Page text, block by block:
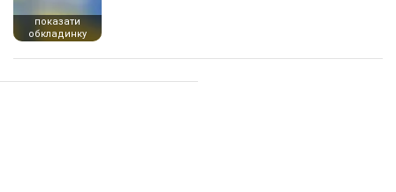
показати
обкладинку